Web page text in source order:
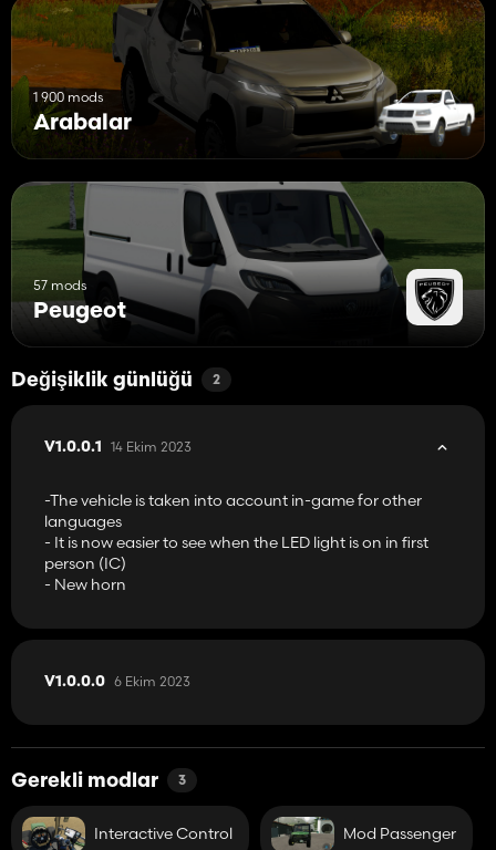
1 900 mods
Arabalar
57 mods
Peugeot
Değişiklik günlüğü 2
V1.0.0.1 14 Ekim 2023
-The vehicle is taken into account in-game for other
languages
- It is now easier to see when the LED light is on in first
person (IC)
- New horn
V1.0.0.0 6 Ekim 2023
Gerekli modlar 3
Interactive Control Mod Passenger